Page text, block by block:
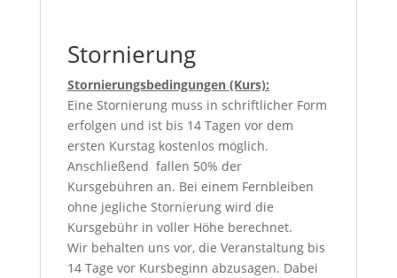
Stornierung
Stornierungsbedingungen (Kurs):
Eine Stornierung muss in schriftlicher Form
erfolgen und ist bis 14 Tagen vor dem
ersten Kurstag kostenlos möglich.
Anschließend fallen 50% der
Kursgebühren an. Bei einem Fernbleiben
ohne jegliche Stornierung wird die
Kursgebühr in voller Höhe berechnet.
Wir behalten uns vor, die Veranstaltung bis
14 Tage vor Kursbeginn abzusagen. Dabei